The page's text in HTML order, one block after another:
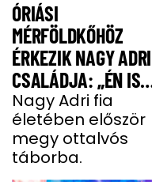
ÓRIÁSI
MÉRFÖLDKŐHÖZ
ÉRKEZIK NAGY ADRI
CSALÁDJA: „ÉN IS
UGYANÚGY IZGULOK,
MINT Ő”
Nagy Adri fia
életében először
megy ottalvós
táborba.